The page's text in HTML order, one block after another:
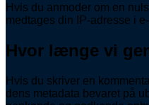
Hvis du anmoder om en
medtages din IP-adresse i
Hvor længe vi
Hvis du skriver en
dens metadata bevaret på